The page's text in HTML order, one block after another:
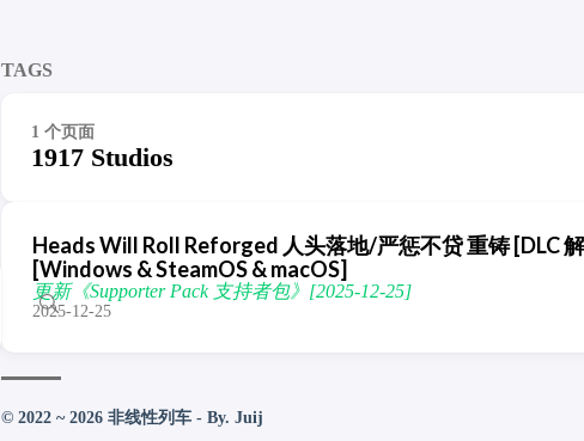
TAGS
1 个页面
1917 Studios
Heads Will Roll Reforged 人头落地/严惩不贷 重铸 [DLC
[Windows & SteamOS & macOS]
更新《Supporter Pack 支持者包》[2025-12-25]
2025-12-25
© 2022 ~ 2026 非线性列车 - By. Juij